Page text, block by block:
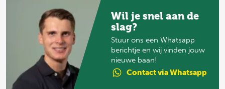
Wil je snel aan de
slag?
Stuur ons een Whatsapp
berichtje en wij vinden jouw
nieuwe baan!
Contactvia Whatsapp